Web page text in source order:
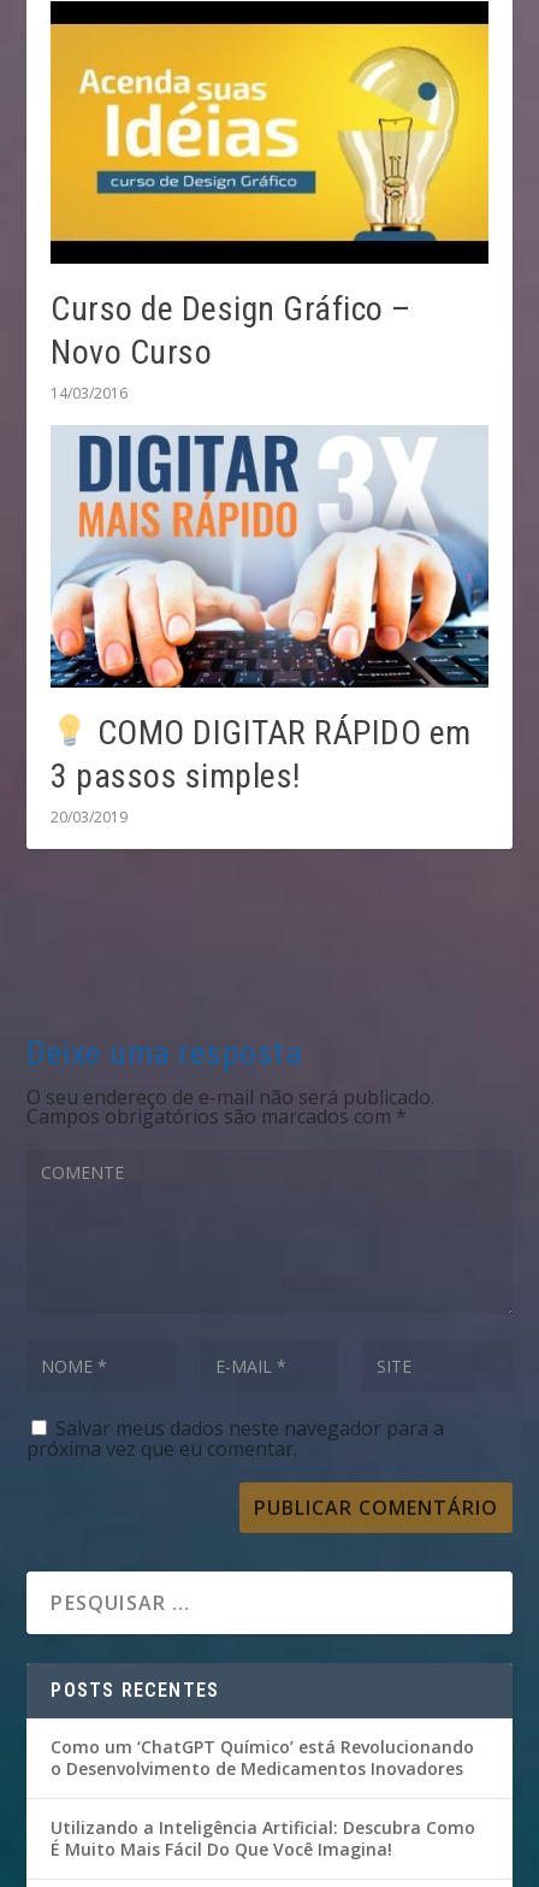
Curso de Design Gráfico –
Novo Curso
14/03/2016
COMO DIGITAR RÁPIDO em
3 passos simples!
20/03/2019
Deixe uma resposta
O seu endereço de e-mail não será publicado.
Campos obrigatórios são marcados com *
Salvar meus dados neste navegador para a
próxima vez que eu comentar.
POSTS RECENTES
Como um ‘ChatGPT Químico’ está Revolucionando
o Desenvolvimento de Medicamentos Inovadores
Utilizando a Inteligência Artificial: Descubra Como
É Muito Mais Fácil Do Que Você Imagina!